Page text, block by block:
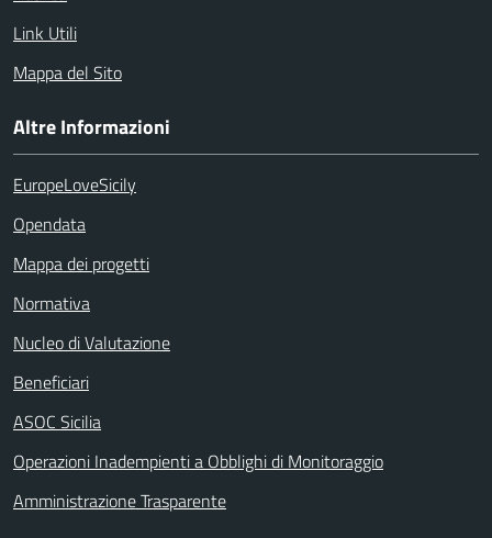
Link Utili
Mappa del Sito
Altre Informazioni
EuropeLoveSicily
Opendata
Mappa dei progetti
Normativa
Nucleo di Valutazione
Beneficiari
ASOC Sicilia
Operazioni Inadempienti a Obblighi di Monitoraggio
Amministrazione Trasparente